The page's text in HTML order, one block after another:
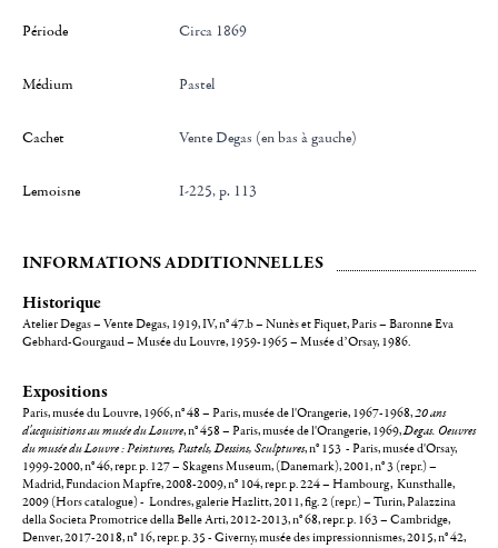
Période Circa 1869
Médium Pastel
Cachet Vente Degas (en bas à gauche)
Lemoisne I-225, p. 113
INFORMATIONS ADDITIONNELLES
Historique
Atelier Degas – Vente Degas, 1919, IV, n° 47.b – Nunès et Fiquet, Paris – Baronne Eva
Gebhard-Gourgaud – Musée du Louvre, 1959-1965 – Musée d’Orsay, 1986.
Expositions
Paris, musée du Louvre, 1966, n° 48 – Paris, musée de l'Orangerie, 1967-1968,20 ans
d'acquisitions au musée du Louvre, n° 458 – Paris, musée de l'Orangerie, 1969,Degas. Oeuvres
du musée du Louvre : Peintures, Pastels, Dessins, Sculptures, n° 153 - Paris, musée d'Orsay,
1999-2000, n° 46, repr. p. 127 – Skagens Museum, (Danemark), 2001, n° 3 (repr.) –
Madrid, Fundacion Mapfre, 2008-2009, n° 104, repr. p. 224 – Hambourg, Kunsthalle,
2009 (Hors catalogue) - Londres, galerie Hazlitt, 2011, fig. 2 (repr.) – Turin, Palazzina
della Societa Promotrice della Belle Arti, 2012-2013, n° 68, repr. p. 163 – Cambridge,
Denver, 2017-2018, n° 16, repr. p. 35 - Giverny, musée des impressionnismes, 2015, n° 42,